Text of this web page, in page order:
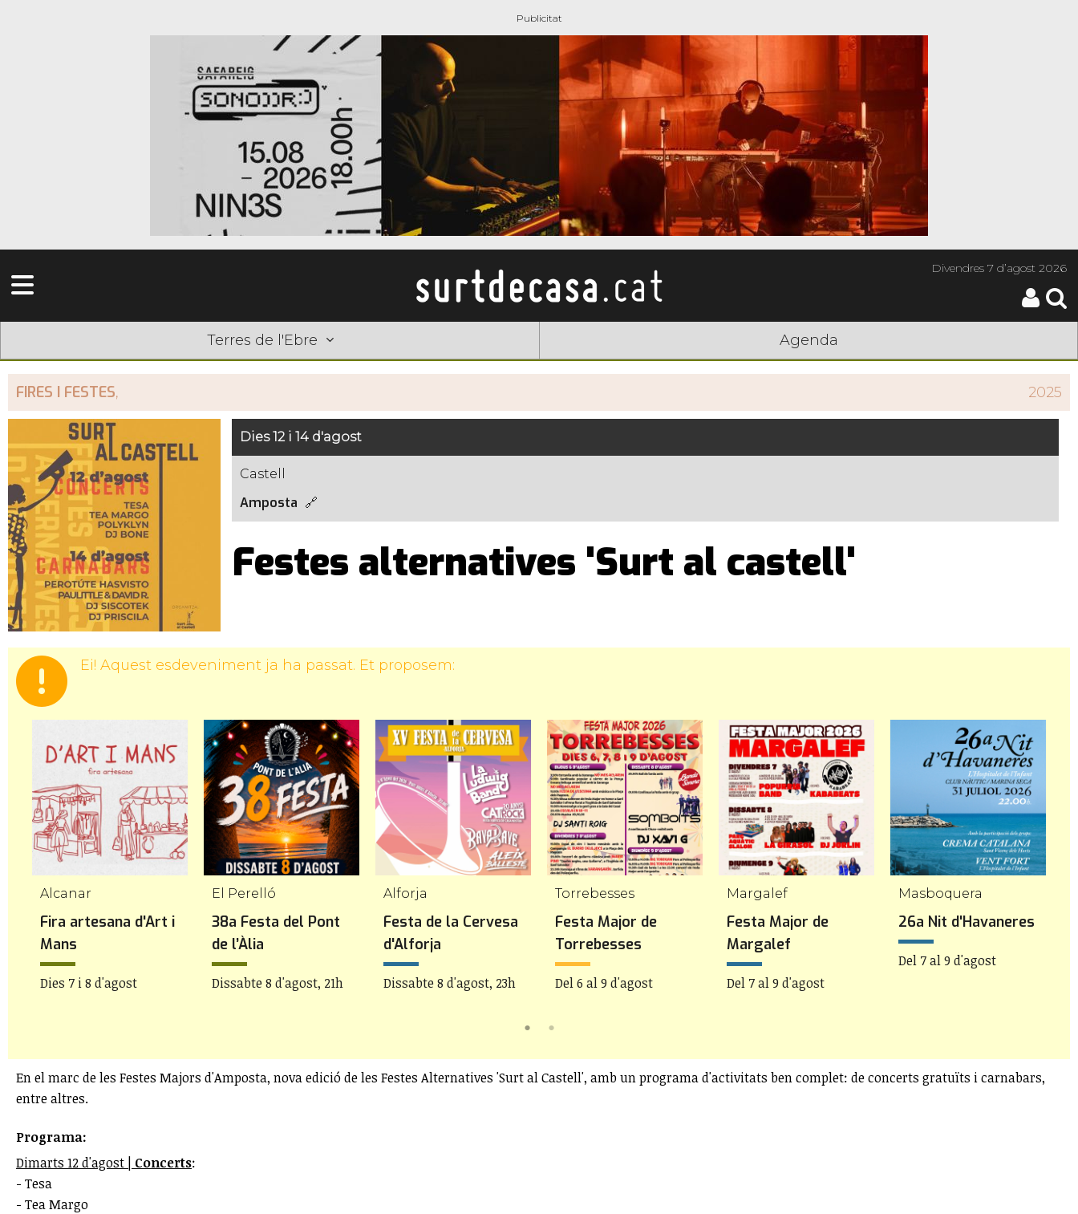
Divendres7 d’agost 2026
Terres de l'Ebre Agenda
FIRES I FESTES, 2025
Dies 12 i 14 d'agost
Castell
Amposta
Festes alternatives 'Surt al castell'
Ei! Aquest esdeveniment ja ha passat. Et proposem:
Alcanar
Fira artesana d'Art i
Mans
Dies 7 i 8 d'agost
El Perelló
38a Festa del Pont
de l’Àlia
Dissabte 8 d'agost, 21h
Alforja
Festa de la Cervesa
d'Alforja
Dissabte 8 d'agost, 23h
Torrebesses
Festa Major de
Torrebesses
Del 6 al 9 d'agost
Margalef
Festa Major de
Margalef
Del 7 al 9 d'agost
Masboquera
26a Nit d'Havaneres
Del 7 al 9 d'agost
En el marc de les Festes Majors d'Amposta, nova edició de les Festes Alternatives 'Surt al Castell', amb un programa d'activitats ben complet: de concerts gratuïts i carnabars,
entre altres.
Programa:
Dimarts 12 d'agost | Concerts:
- Tesa
- Tea Margo